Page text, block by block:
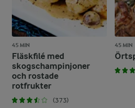
45 MIN
Fläskfilé med
skogschampinjoner
och rostade
rotfrukter
(373)
45 MIN